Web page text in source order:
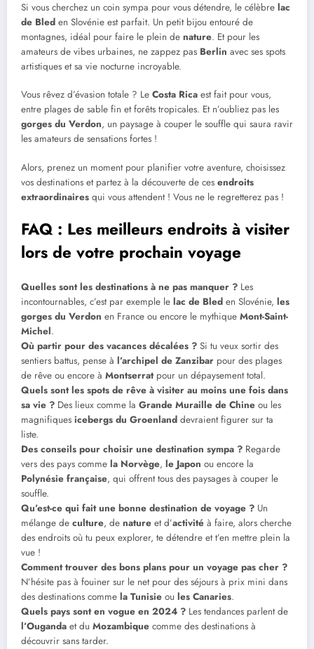
Si vous cherchez un coin sympa pour vous détendre, le célèbre lac
de Bled en Slovénie est parfait. Un petit bijou entouré de
montagnes, idéal pour faire le plein de nature. Et pour les
amateurs de vibes urbaines, ne zappez pas Berlin avec ses spots
artistiques et sa vie nocturne incroyable.
Vous rêvez d’évasion totale ? Le Costa Rica est fait pour vous,
entre plages de sable fin et forêts tropicales. Et n’oubliez pas les
gorges du Verdon, un paysage à couper le souffle qui saura ravir
les amateurs de sensations fortes !
Alors, prenez un moment pour planifier votre aventure, choisissez
vos destinations et partez à la découverte de ces endroits
extraordinaires qui vous attendent ! Vous ne le regretterez pas !
FAQ : Les meilleurs endroits à visiter
lors de votre prochain voyage
Quelles sont les destinations à ne pas manquer ? Les
incontournables, c’est par exemple le lac de Bled en Slovénie, les
gorges du Verdon en France ou encore le mythique Mont-Saint-
Michel.
Où partir pour des vacances décalées ? Si tu veux sortir des
sentiers battus, pense à l’archipel de Zanzibar pour des plages
de rêve ou encore à Montserratpour un dépaysement total.
Quels sont les spots de rêve à visiter au moins une fois dans
sa vie ? Des lieux comme la Grande Muraille de Chine ou les
magnifiques icebergs du Groenland devraient figurer sur ta
liste.
Des conseils pour choisir une destination sympa ? Regarde
vers des pays comme la Norvège, le Japon ou encore la
Polynésie française, qui offrent tous des paysages à couper le
souffle.
Qu’est-ce qui fait une bonne destination de voyage ? Un
mélange de culture, de nature et d’activité à faire, alors cherche
des endroits où tu peux explorer, te détendre et t’en mettre plein la
vue !
Comment trouver des bons plans pour un voyage pas cher ?
N’hésite pas à fouiner sur le net pour des séjours à prix mini dans
des destinations comme la Tunisie ou les Canaries.
Quels pays sont en vogue en 2024 ? Les tendances parlent de
l’Ouganda et du Mozambique comme des destinations à
découvrir sans tarder.